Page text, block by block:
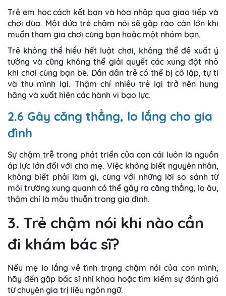
Trẻ em học cách kết bạn và hòa nhập qua giao tiếp và
chơi đùa. Một đứa trẻ chậm nói sẽ gặp rào cản lớn khi
muốn tham gia chơi cùng bạn hoặc một nhóm bạn.
Trẻ không thể hiểu hết luật chơi, không thể đề xuất ý
tưởng và cũng không thể giải quyết các xung đột nhỏ
khi chơi cùng bạn bè. Dần dần trẻ có thể bị cô lập, tự ti
và thu mình lại. Thậm chí nhiều trẻ lại trở nên hung
hăng và xuất hiện các hành vi bạo lực.
2.6 Gây căng thẳng, lo lắng cho gia
đình
Sự chậm trễ trong phát triển của con cái luôn là nguồn
áp lực lớn đối với cha mẹ. Việc không biết nguyên nhân,
không biết phải làm gì, cùng với những lời so sánh từ
môi trường xung quanh có thể gây ra căng thẳng, lo âu,
thậm chí là mâu thuẫn trong gia đình.
3. Trẻ chậm nói khi nào cần
đi khám bác sĩ?
Nếu mẹ lo lắng về tình trạng chậm nói của con mình,
hãy đến gặp bác sĩ nhi khoa hoặc tìm kiếm sự đánh giá
từ chuyên gia trị liệu ngôn ngữ.